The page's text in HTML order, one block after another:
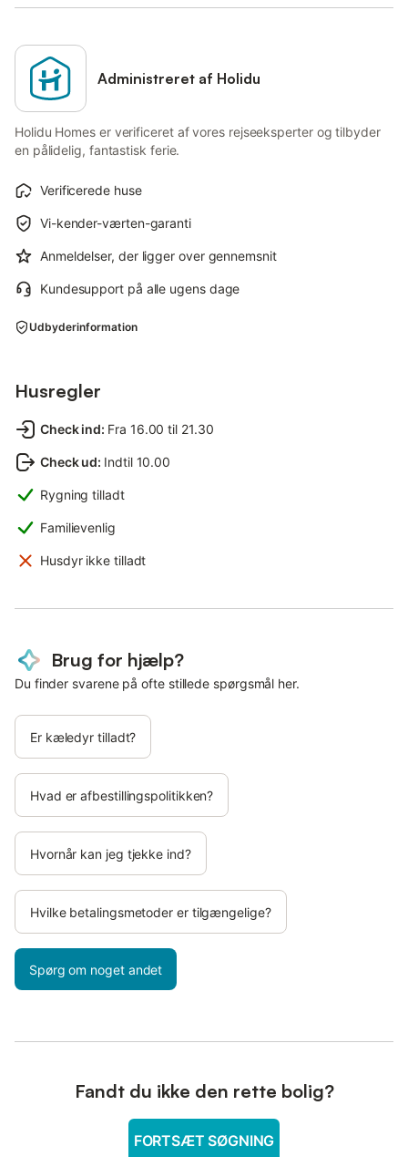
Administreret af Holidu
Holidu Homes er verificeret af vores rejseeksperter og tilbyder
en pålidelig, fantastisk ferie.
Verificerede huse
Vi-kender-værten-garanti
Anmeldelser, der ligger over gennemsnit
Kundesupport på alle ugens dage
Udbyderinformation
Husregler
Check ind: Fra 16.00 til 21.30
Check ud: Indtil 10.00
Rygning tilladt
Familievenlig
Husdyr ikke tilladt
Brug for hjælp?
Du finder svarene på ofte stillede spørgsmål her.
Er kæledyr tilladt?
Hvad er afbestillingspolitikken?
Hvornår kan jeg tjekke ind?
Hvilke betalingsmetoder er tilgængelige?
Spørg om noget andet
Fandt du ikke den rette bolig?
FORTSÆT SØGNING